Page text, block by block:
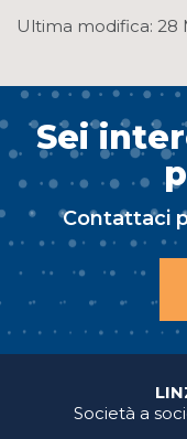
Ultima modifica: 28
Sei
Contattaci
Società a